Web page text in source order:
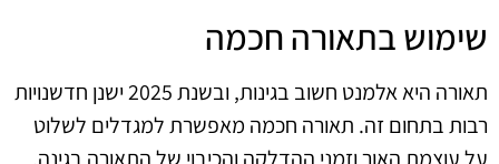
שימוש בתאורה חכמה
תאורה היא אלמנט חשוב בגינות, ובשנת 2025 ישנן חדשנויות
רבות בתחום זה. תאורה חכמה מאפשרת למגדלים לשלוט